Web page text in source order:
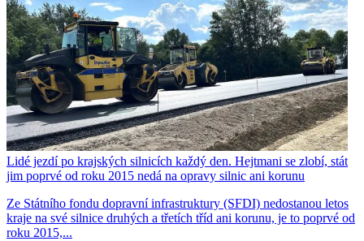
Lidé jezdí po krajských silnicích každý den. Hejtmani se zlobí, stát
jim poprvé od roku 2015 nedá na opravy silnic ani korunu
Ze Státního fondu dopravní infrastruktury (SFDI) nedostanou letos
kraje na své silnice druhých a třetích tříd ani korunu, je to poprvé od
roku 2015,...